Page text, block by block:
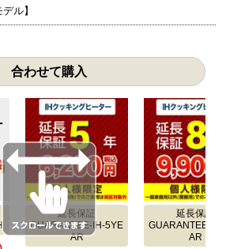
ル】
合わせて購入
延長保証
GUARANTEE-IH-5YE
AR
延長保証
GUARANTEE-IH-
AR